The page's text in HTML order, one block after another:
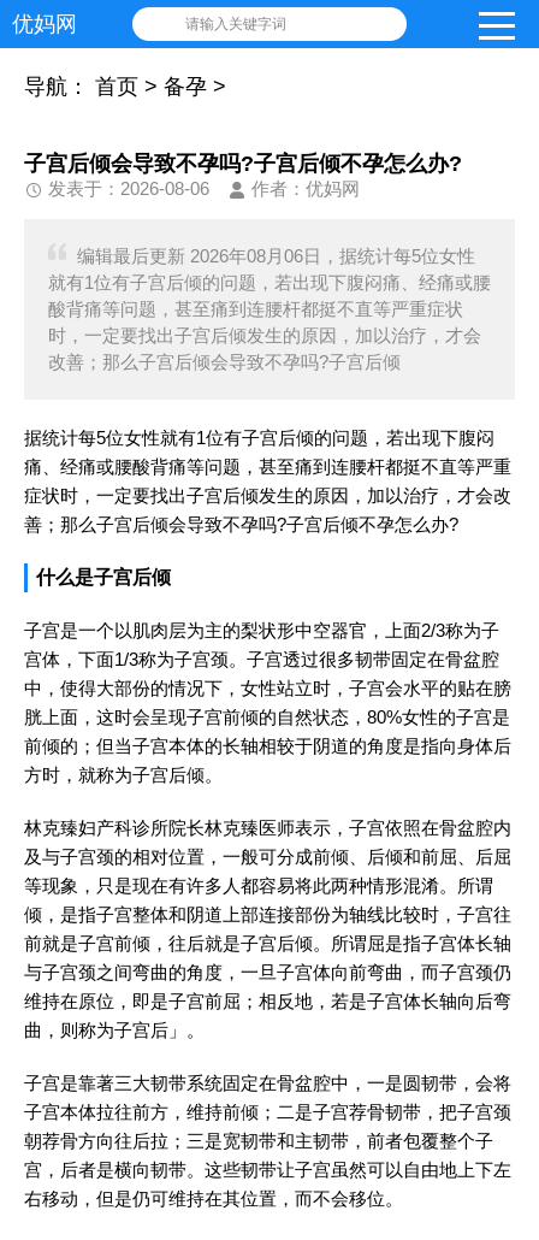
优妈网 请输入关键字词
导航： 首页 > 备孕 >
子宫后倾会导致不孕吗?子宫后倾不孕怎么办?
发表于：2026-08-06 作者：优妈网
编辑最后更新 2026年08月06日，据统计每5位女性
就有1位有子宫后倾的问题，若出现下腹闷痛、经痛或腰
酸背痛等问题，甚至痛到连腰杆都挺不直等严重症状
时，一定要找出子宫后倾发生的原因，加以治疗，才会
改善；那么子宫后倾会导致不孕吗?子宫后倾
据统计每5位女性就有1位有子宫后倾的问题，若出现下腹闷
痛、经痛或腰酸背痛等问题，甚至痛到连腰杆都挺不直等严重
症状时，一定要找出子宫后倾发生的原因，加以治疗，才会改
善；那么子宫后倾会导致不孕吗?子宫后倾不孕怎么办?
什么是子宫后倾
子宫是一个以肌肉层为主的梨状形中空器官，上面2/3称为子
宫体，下面1/3称为子宫颈。子宫透过很多韧带固定在骨盆腔
中，使得大部份的情况下，女性站立时，子宫会水平的贴在膀
胱上面，这时会呈现子宫前倾的自然状态，80%女性的子宫是
前倾的；但当子宫本体的长轴相较于阴道的角度是指向身体后
方时，就称为子宫后倾。
林克臻妇产科诊所院长林克臻医师表示，子宫依照在骨盆腔内
及与子宫颈的相对位置，一般可分成前倾、后倾和前屈、后屈
等现象，只是现在有许多人都容易将此两种情形混淆。所谓
倾，是指子宫整体和阴道上部连接部份为轴线比较时，子宫往
前就是子宫前倾，往后就是子宫后倾。所谓屈是指子宫体长轴
与子宫颈之间弯曲的角度，一旦子宫体向前弯曲，而子宫颈仍
维持在原位，即是子宫前屈；相反地，若是子宫体长轴向后弯
曲，则称为子宫后」。
子宫是靠著三大韧带系统固定在骨盆腔中，一是圆韧带，会将
子宫本体拉往前方，维持前倾；二是子宫荐骨韧带，把子宫颈
朝荐骨方向往后拉；三是宽韧带和主韧带，前者包覆整个子
宫，后者是横向韧带。这些韧带让子宫虽然可以自由地上下左
右移动，但是仍可维持在其位置，而不会移位。